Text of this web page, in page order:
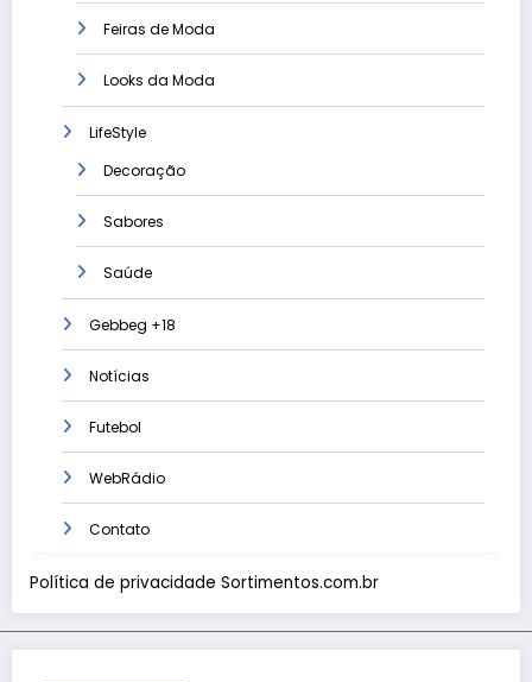
Feiras de Moda
Looks da Moda
LifeStyle
Decoração
Sabores
Saúde
Gebbeg +18
Notícias
Futebol
WebRádio
Contato
Política de privacidade Sortimentos.com.br